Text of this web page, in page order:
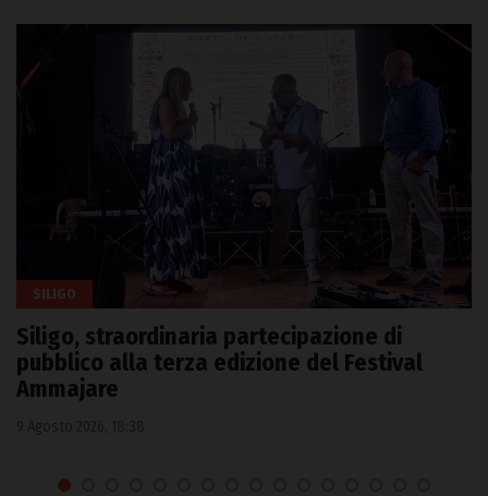
SILIGO
Siligo, straordinaria partecipazione di
pubblico alla terza edizione del Festival
Ammajare